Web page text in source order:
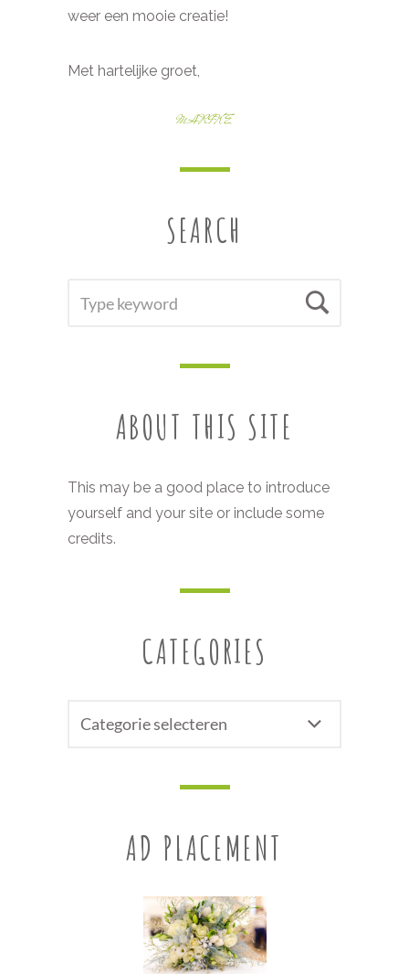
weer een mooie creatie!
Met hartelijke groet,
MARIKE
SEARCH
FOR:
ABOUT THIS SITE
This may be a good place to introduce
yourself and your site or include some
credits.
CATEGORIES
AD PLACEMENT